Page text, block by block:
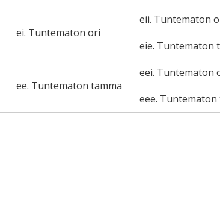
ei. Tuntematon ori
eii. Tuntematon
eie. Tuntematon
ee. Tuntematon tamma
eei. Tuntematon
eee. Tuntematon